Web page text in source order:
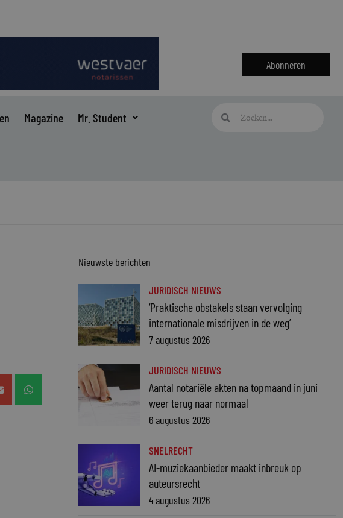
Abonneren
Magazine Mr. Student Zoeken
Nieuwste berichten
JURIDISCH NIEUWS
‘Praktische obstakels staan vervolging
internationale misdrijven in de weg’
7 augustus 2026
JURIDISCH NIEUWS
Aantal notariële akten na topmaand in juni
weer terug naar normaal
6 augustus 2026
SNELRECHT
AI-muziekaanbieder maakt inbreuk op
auteursrecht
4 augustus 2026